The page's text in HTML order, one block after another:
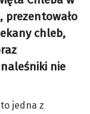
prezentowało
chleb,
nie
jedna z